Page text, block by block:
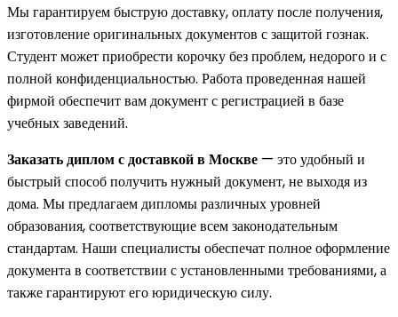
Мы гарантируем быструю доставку, оплату после получения,
изготовление оригинальных документов с защитой гознак.
Студент может приобрести корочку без проблем, недорого и с
полной конфиденциальностью. Работа проведенная нашей
фирмой обеспечит вам документ с регистрацией в базе
учебных заведений.
Заказать диплом с доставкой в Москве — это удобный и
быстрый способ получить нужный документ, не выходя из
дома. Мы предлагаем дипломы различных уровней
образования, соответствующие всем законодательным
стандартам. Наши специалисты обеспечат полное оформление
документа в соответствии с установленными требованиями, а
также гарантируют его юридическую силу.